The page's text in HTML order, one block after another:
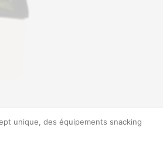
unique, des équipements snacking